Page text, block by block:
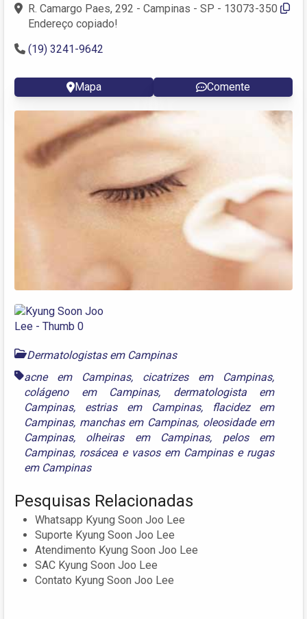
R. Camargo Paes, 292 - Campinas - SP - 13073-350
Endereço copiado!
(19) 3241-9642
Mapa Comente
Dermatologistas em Campinas
acne em Campinas, cicatrizes em Campinas,
colágeno em Campinas, dermatologista em
Campinas, estrias em Campinas,
flacidez em
Campinas, manchas em Campinas, oleosidade em
Campinas, olheiras em Campinas, pelos em
Campinas, rosácea e vasos em Campinase rugas
em Campinas
Pesquisas Relacionadas
Whatsapp Kyung Soon Joo Lee
Suporte Kyung Soon Joo Lee
Atendimento Kyung Soon Joo Lee
SAC Kyung Soon Joo Lee
Contato Kyung Soon Joo Lee